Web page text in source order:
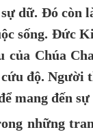
dữ. Đó còn
sống. Đức
của Chúa
độ. Người
mang đến
những